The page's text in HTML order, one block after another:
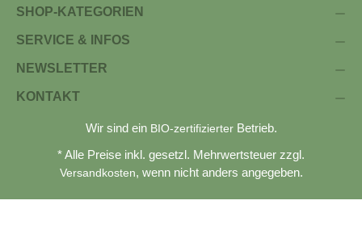
SHOP-KATEGORIEN
SERVICE & INFOS
NEWSLETTER
KONTAKT
Wir sind ein BIO-zertifizierterBetrieb.
* Alle Preise inkl. gesetzl. Mehrwertsteuer zzgl.
Versandkosten, wenn nicht anders angegeben.